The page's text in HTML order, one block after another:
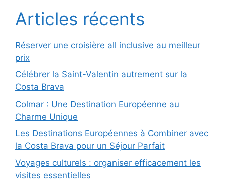
Articles récents
Réserver une croisière all inclusive au meilleur
prix
Célébrer la Saint-Valentin autrement sur la
Costa Brava
Colmar : Une Destination Européenne au
Charme Unique
Les Destinations Européennes à Combiner avec
la Costa Brava pour un Séjour Parfait
Voyages culturels : organiser efficacement les
visites essentielles